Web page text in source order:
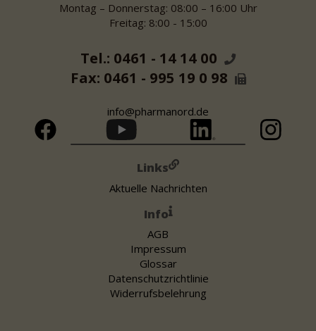
Montag – Donnerstag: 08:00 – 16:00 Uhr
Freitag: 8:00 - 15:00
Tel.: 0461 - 14 14 00
Fax: 0461 - 995 19 0 98
info@pharmanord.de
Links
Aktuelle Nachrichten
Info
AGB
Impressum
Glossar
Datenschutzrichtlinie
Widerrufsbelehrung